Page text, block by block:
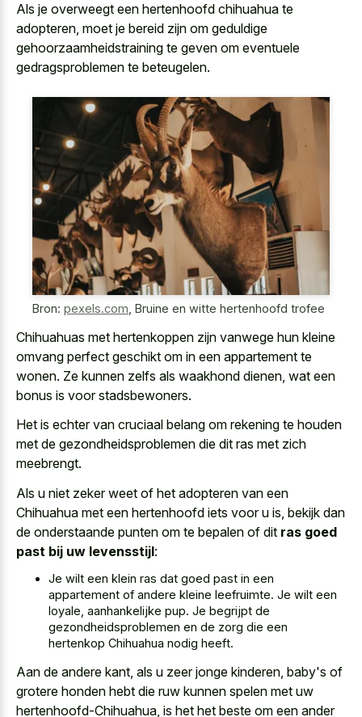
Als je overweegt een hertenhoofd chihuahua te
adopteren, moet je bereid zijn om geduldige
gehoorzaamheidstraining te geven om eventuele
gedragsproblemen te beteugelen.
Bron: pexels.com Bruine en witte hertenhoofd trofee
Chihuahuas met hertenkoppen zijn vanwege hun kleine
omvang perfect geschikt om in een appartement te
wonen. Ze kunnen zelfs als waakhond dienen, wat een
bonus is voor stadsbewoners.
Het is echter van cruciaal belang om rekening te houden
met de gezondheidsproblemen die dit ras met zich
meebrengt.
Als u niet zeker weet of het adopteren van een
Chihuahua met een hertenhoofd iets voor u is, bekijk dan
de onderstaande punten om te bepalen of dit ras goed
past bij uw levensstijl:
Je wilt een klein ras dat goed past in een
appartement of andere kleine leefruimte. Je wilt een
loyale, aanhankelijke pup. Je begrijpt de
gezondheidsproblemen en de zorg die een
hertenkop Chihuahua nodig heeft.
Aan de andere kant, als u zeer jonge kinderen, baby's of
grotere honden hebt die ruw kunnen spelen met uw
hertenhoofd-Chihuahua, is het het beste om een ander